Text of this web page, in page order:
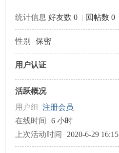
统计信息 好友数 0 | 回帖数 0
性别 保密
用户认证
活跃概况
用户组 注册会员
在线时间
6 小时
上次活动时间
2020-6-29 16:15